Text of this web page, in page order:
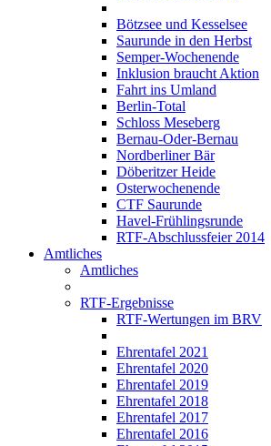
Bötzsee und Kesselsee
Saurunde in den Herbst
Semper-Wochenende
Inklusion braucht Aktion
Fahrt ins Umland
Berlin-Total
Schloss Meseberg
Bernau-Oder-Bernau
Nordberliner Bär
Döberitzer Heide
Osterwochenende
CTF Saurunde
Havel-Frühlingsrunde
RTF-Abschlussfeier 2014
Amtliches
Amtliches
RTF-Ergebnisse
RTF-Wertungen im BRV
Ehrentafel 2021
Ehrentafel 2020
Ehrentafel 2019
Ehrentafel 2018
Ehrentafel 2017
Ehrentafel 2016